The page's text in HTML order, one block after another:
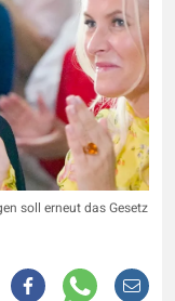
soll erneut das Gesetz